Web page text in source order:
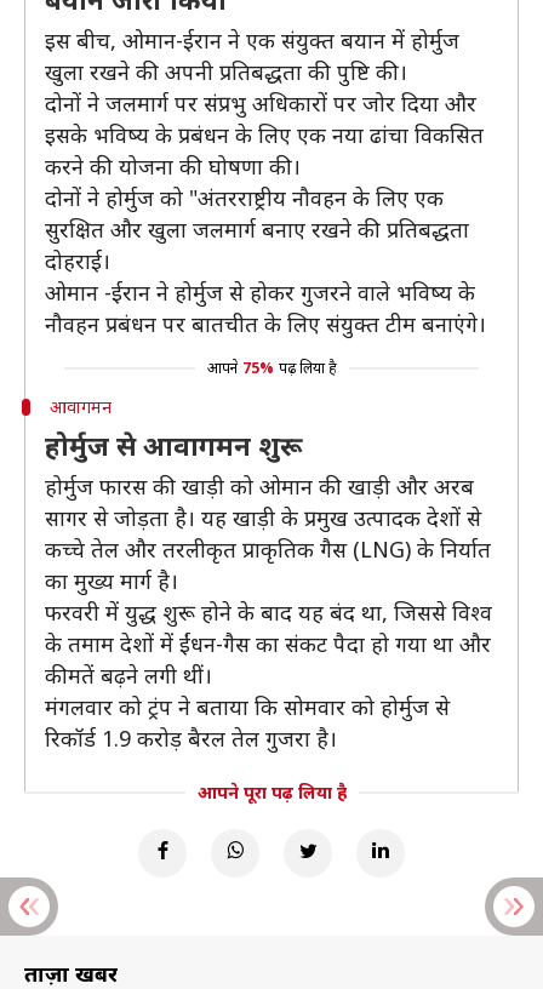
इस बीच, ओमान-ईरान ने एक संयुक्त बयान में होर्मुज
खुला रखने की अपनी प्रतिबद्धता की पुष्टि की।
दोनों ने जलमार्ग पर संप्रभु अधिकारों पर जोर दिया और
इसके भविष्य के प्रबंधन के लिए एक नया ढांचा विकसित
करने की योजना की घोषणा की।
दोनों ने होर्मुज को "अंतरराष्ट्रीय नौवहन के लिए एक
सुरक्षित और खुला जलमार्ग बनाए रखने की प्रतिबद्धता
दोहराई।
ओमान -ईरान ने होर्मुज से होकर गुजरने वाले भविष्य के
नौवहन प्रबंधन पर बातचीत के लिए संयुक्त टीम बनाएंगे।
आपने 75% पढ़ लिया है
आवागमन
होर्मुज से आवागमन शुरू
होर्मुज फारस की खाड़ी को ओमान की खाड़ी और अरब
सागर से जोड़ता है। यह खाड़ी के प्रमुख उत्पादक देशों से
कच्चे तेल और तरलीकृत प्राकृतिक गैस (LNG) के निर्यात
का मुख्य मार्ग है।
फरवरी में युद्ध शुरू होने के बाद यह बंद था, जिससे विश्व
के तमाम देशों में ईंधन-गैस का संकट पैदा हो गया था और
कीमतें बढ़ने लगी थीं।
मंगलवार को ट्रंप ने बताया कि सोमवार को होर्मुज से
रिकॉर्ड 1.9 करोड़ बैरल तेल गुजरा है।
आपने पूरा पढ़ लिया है
ताज़ा खबरें